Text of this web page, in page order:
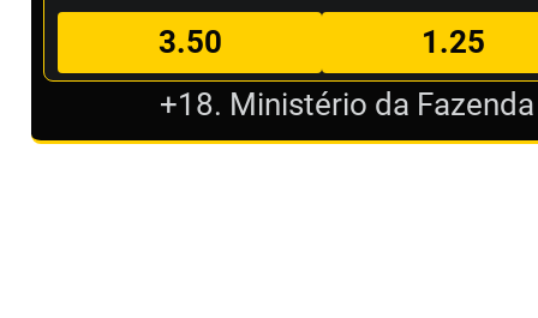
3.50
1.25
+18. Ministério da